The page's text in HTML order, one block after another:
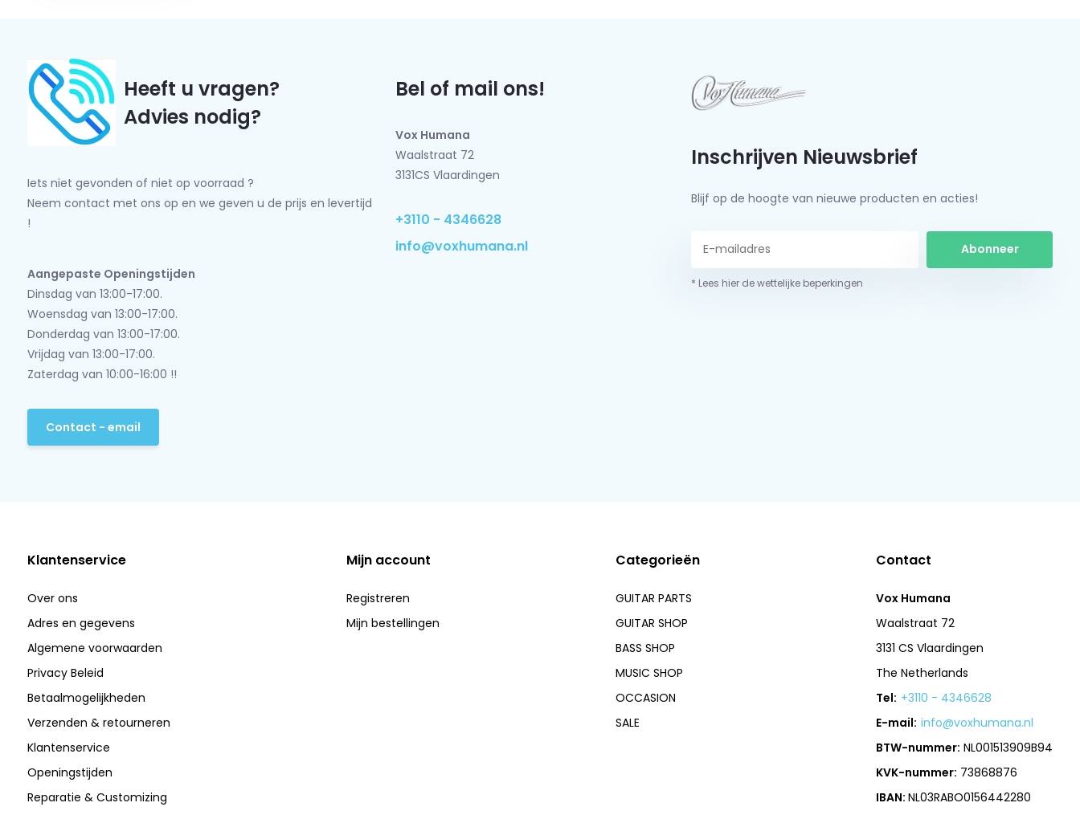
Heeft u vragen?
Advies nodig?
Iets niet gevonden of niet op voorraad ?
Neem contact met ons op en we geven u de prijs en levertijd
!
Aangepaste Openingstijden
Dinsdag van 13:00-17:00.
Woensdag van 13:00-17:00.
Donderdag van 13:00-17:00.
Vrijdag van 13:00-17:00.
Zaterdag van 10:00-16:00 !!
Contact - email
Bel of mail ons!
Vox Humana
Waalstraat 72
3131CS Vlaardingen
+3110 - 4346628
info@voxhumana.nl
Inschrijven Nieuwsbrief
Blijf op de hoogte van nieuwe producten en acties!
Abonneer
* Lees hier de wettelijke beperkingen
Klantenservice
Over ons
Adres en gegevens
Algemene voorwaarden
Privacy Beleid
Betaalmogelijkheden
Verzenden & retourneren
Klantenservice
Openingstijden
Reparatie & Customizing
Mijn account
Registreren
Mijn bestellingen
Categorieën
GUITAR PARTS
GUITAR SHOP
BASS SHOP
MUSIC SHOP
OCCASION
SALE
Contact
Vox Humana
Waalstraat 72
3131 CS Vlaardingen
The Netherlands
Tel: +3110 - 4346628
E-mail: info@voxhumana.nl
BTW-nummer: NL001513909B94
KVK-nummer: 73868876
IBAN:NL03RABO0156442280